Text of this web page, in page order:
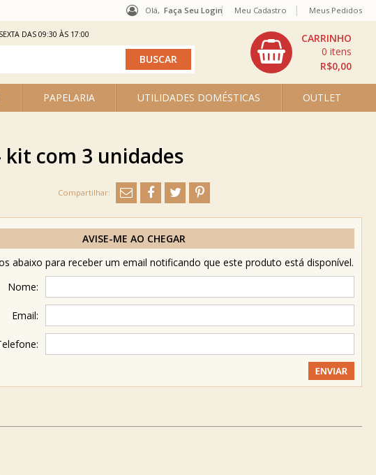
Olá, Faça Seu Login
PAPELARIA UTILIDADES DOMÉSTICAS OUTLET
R$0,00
0
Meu Cadastro Meus Pedidos
DAS 09:30 ÀS 17:00
kit com 3 unidades
AVISE-ME AO CHEGAR
abaixo para receber um email notificando que este produto está disponível.
Nome:
Email: